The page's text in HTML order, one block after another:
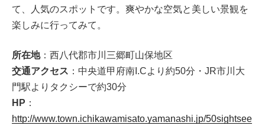
て、人気のスポットです。爽やかな空気と美しい景観を
楽しみに行ってみて。
所在地：西八代郡市川三郷町山保地区
交通アクセス ：中央道甲府南I.Cより約50分・JR市川大
門駅よりタクシーで約30分
HP ：
http://www.town.ichikawamisato.yamanashi.jp/50sightsee